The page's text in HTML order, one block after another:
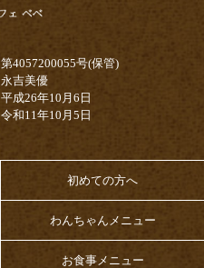
第4057200055号(保管)
永吉美優
平成26年10月6日
令和11年10月5日
初めての方へ
わんちゃんメニュー
お食事メニュー